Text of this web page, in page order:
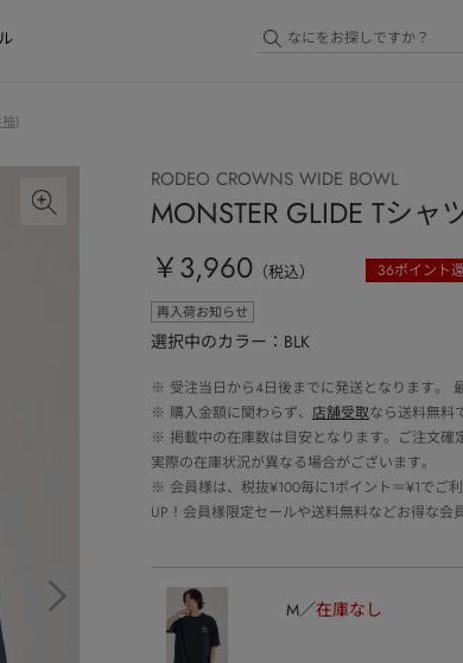
)
RODEO CROWNS WIDE BOWL
MONSTER GLIDE Tシャ
￥3,960 （税込） 36ポイント
再入荷お知らせ
選択中のカラー：BLK
※ 受注当日から4日後までに発送となります。
※ 購入金額に関わらず、 店舗受取なら送料無料
※ 掲載中の在庫数は目安となります。ご注文
実際の在庫状況が異なる場合がございます。
※ 会員様は、税抜¥100毎に1ポイント＝¥1でご
UP！会員様限定セールや送料無料などお得な会
M 在庫なし